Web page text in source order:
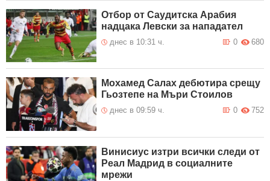
Отбор от Саудитска Арабия
надцака Левски за нападател
днес в 10:31 ч. 680
0
Мохамед Салах дебютира срещу
Гьозтепе на Мъри Стоилов
днес в 09:59 ч. 752
0
Винисиус изтри всички следи от
Реал Мадрид в социалните
мрежи